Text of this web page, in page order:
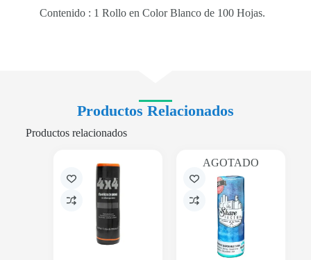
Contenido : 1 Rollo en Color Blanco de 100 Hojas.
Productos Relacionados
Productos relacionados
AGOTADO